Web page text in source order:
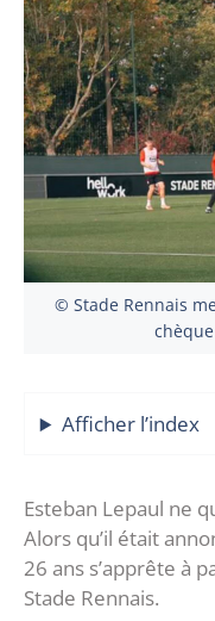
© Stade Rennais
Afficher l’index
Esteban Lepaul ne
Alors qu’il était
26 ans s’apprête à
Stade Rennais.